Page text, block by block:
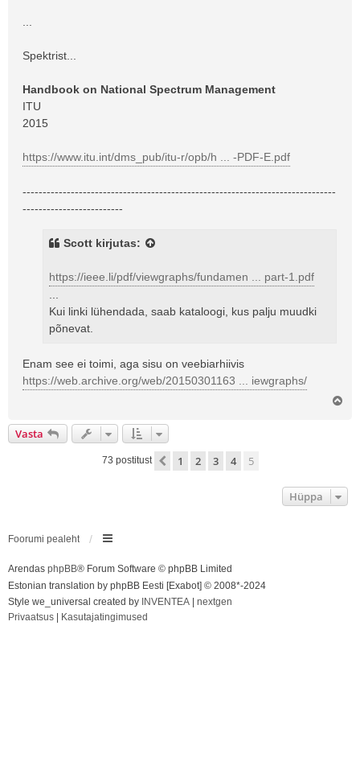
Spektrist...
Handbook on National Spectrum Management
ITU
2015
https://www.itu.int/dms_pub/itu-r/opb/h ... -PDF-E.pdf
------------------------------------------------------------------------------
-------------------------
Scott kirjutas:
https://ieee.li/pdf/viewgraphs/fundamen ... part-1.pdf
Kui linki lühendada, saab kataloogi, kus palju muudki
põnevat.
Enam see ei toimi, aga sisu on veebiarhiivis
https://web.archive.org/web/20150301163 ... iewgraphs/
Vasta
73 postitust Eelmine
1 2 3 4 5
Hüppa
Foorumi pealeht
Arendas phpBB® Forum Software © phpBB Limited
Estonian translation by phpBB Eesti [Exabot] © 2008*-2024
Style we_universal created by INVENTEA
nextgen
Privaatsus
Kasutajatingimused